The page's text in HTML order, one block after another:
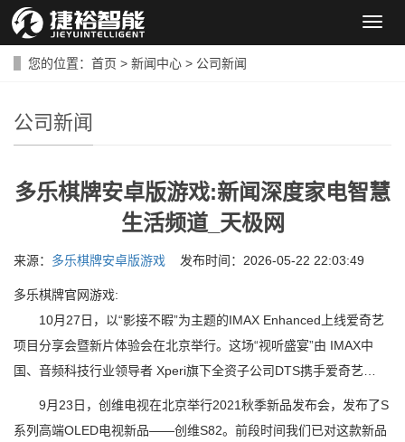
导
您的位置： 首页 > 新闻中心 > 公司新闻
公司新闻
多乐棋牌安卓版游戏:新闻深度家电智慧
生活频道_天极网
来源： 多乐棋牌安卓版游戏 发布时间：2026-05-22 22:03:49
多乐棋牌官网游戏:
10月27日，以“影接不暇”为主题的IMAX Enhanced上线爱奇艺
项目分享会暨新片体验会在北京举行。这场“视听盛宴”由 IMAX中
国、音频科技行业领导者 Xperi旗下全资子公司DTS携手爱奇艺…
9月23日，创维电视在北京举行2021秋季新品发布会，发布了S
系列高端OLED电视新品——创维S82。前段时间我们已对这款新品